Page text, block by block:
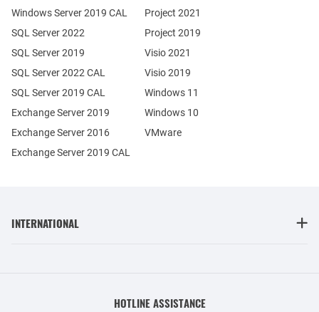
Exchange Server 2019
Exchange Server 2016
SQL Server 2022
SQL Server 2019
Windows Server 2019 CAL
SQL Server 2022 CAL
SQL Server 2019 CAL
Exchange Server 2019 CAL
Project 2021
Project 2019
Visio 2021
Visio 2019
Windows 11
Windows 10
VMware
INTERNATIONAL
HOTLINE ASSISTANCE